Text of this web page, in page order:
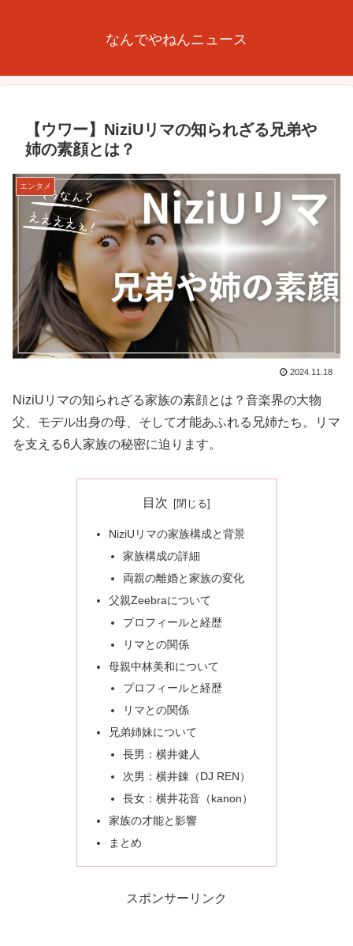
なんでやねんニュース
【ウワー】NiziUリマの知られざる兄弟や
姉の素顔とは？
エンタメ
2024.11.18
NiziUリマの知られざる家族の素顔とは？音楽界の大物
父、モデル出身の母、そして才能あふれる兄姉たち。リマ
を支える6人家族の秘密に迫ります。
目次
NiziUリマの家族構成と背景
家族構成の詳細
両親の離婚と家族の変化
父親Zeebraについて
プロフィールと経歴
リマとの関係
母親中林美和について
プロフィールと経歴
リマとの関係
兄弟姉妹について
長男：横井健人
次男：横井錬（DJ REN）
長女：横井花音（kanon）
家族の才能と影響
まとめ
スポンサーリンク